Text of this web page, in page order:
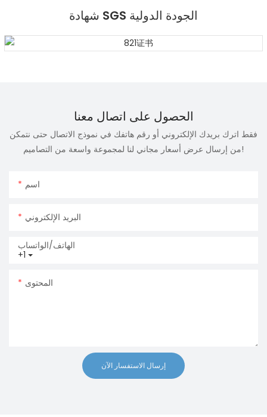
شهادة SGS الجودة الدولية
الحصول على اتصال معنا
فقط اترك بريدك الإلكتروني أو رقم هاتفك في نموذج الاتصال حتى نتمكن
من إرسال عرض أسعار مجاني لنا لمجموعة واسعة من التصاميم!
اسم
البريد الإلكتروني
+1
الهاتف/الواتساب
المحتوى
إرسال الاستفسار الآن